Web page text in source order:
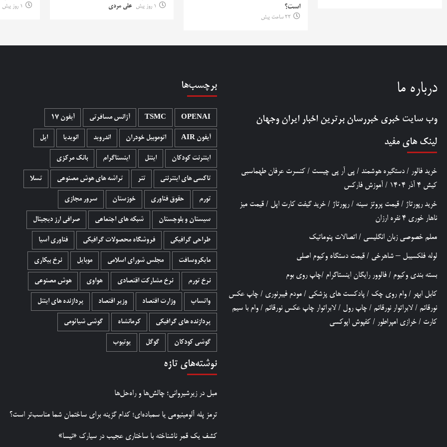
است؟
22 ساعت پیش
1 روز پیش علی مردی 1 روز پیش
درباره ما
وب سایت خبری خبررسان برترین اخبار ایران وجهان
لینک های مفید
خرید فالور / دستگیره هوشمند / پی آر پی چیست / کنسرت عرفان طهماسبی
کیش 4 آذر 1404
/ آموزش فارکس
خرید رپورتاژ / قیمت پروتز سینه /رپورتاژ / خرید گیفت کارت اپل / قیمت میز
ناهار خوری 4 نفره ارزان
معلم خصوصی زبان انگلیسی / اتصالات پنوماتیک
لوله فلکسیبل – شاهرخی / قیمت دستگاه وکیوم اصلی
بسته بندی وکیوم / فالوور رایگان اینستاگرام /چاپ روی بوم
کابل ابهر / وام روی چک / پادکست های پزشکی / مودم فیبرنوری / چاپ عکس
نورقائم / لابراتوار نورقائم / چاپ رول / لابراتوار چاپ عکس نورقائم / وام با سیم
کارت / خرازی امپراطور / کفپوش اپوکسی
برچسب‌ها
OPENAI
TSMC آژانس مسافرتی آیفون 17
آیفون AIR اتوموبیل خودران اندروید انویدیا اپل
اینترنت کودکان اینتل اینستاگرام بانک مرکزی
تاکسی های اینترنتی تتر تراشه های هوش مصنوعی تسلا
تورم حقوق فناوری خوزستان سرور مجازی
سیستان و بلوچستان شبکه های اجتماعی صرافی ارز دیجیتال
طراحی گرافیکی فروشگاه محصولات گرافيکی فناوری آسیا
مایکروسافت مجلس شورای اسلامی موبایل نرخ بیکاری
نرخ تورم نرخ مشارکت اقتصادی هواوی هوش مصنوعی
واتساپ وزارت اقتصاد وزیر اقتصاد پردازنده های اینتل
پردازنده های گرافیکی کرمانشاه گوشی شیائومی
گوشی کودکان گوگل یوتیوب
نوشته‌های تازه
مبل در زیرشیروانی؛ چالش‌ها و راه‌حل‌ها
ترمز پله آلومینیومی یا سمباده‌ای؛ کدام گزینه برای ساختمان شما مناسب‌تر است؟
کشف یک قمر ناشناخته با ساختاری عجیب در سیارک «نیسا»